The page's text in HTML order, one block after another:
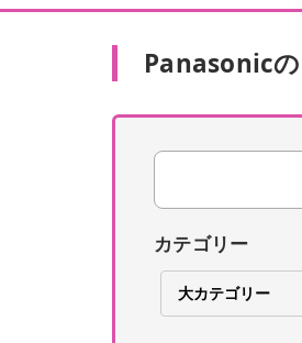
Panasonicの
カテゴリー